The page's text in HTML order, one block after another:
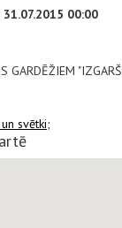
00:00
GARDĒŽIEM
svētki;